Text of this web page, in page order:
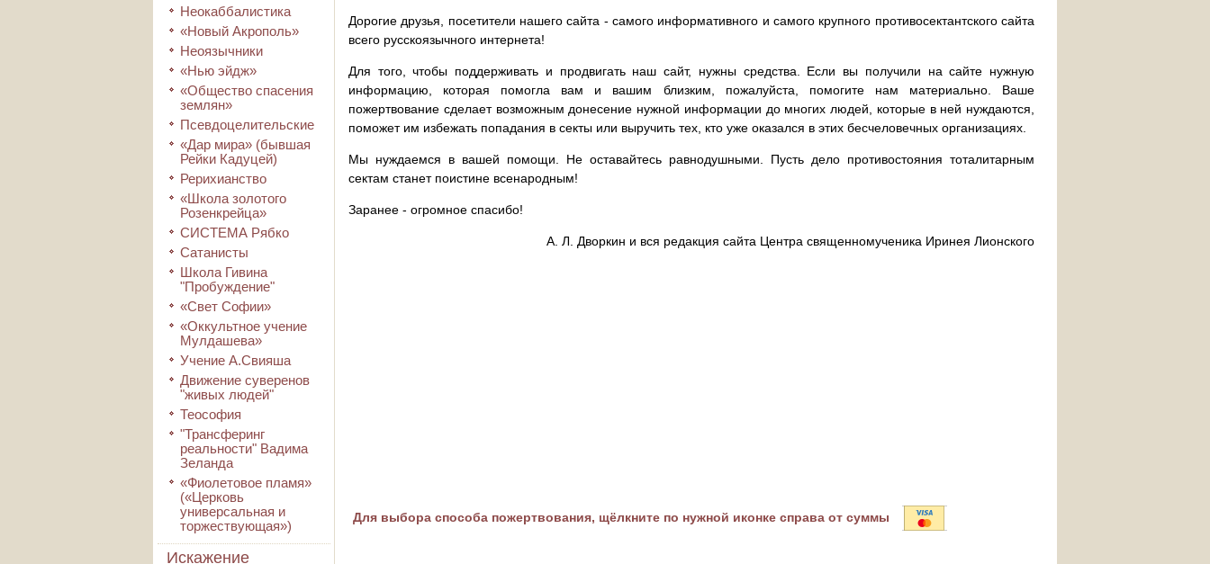
Неокаббалистика
«Новый Акрополь»
Неоязычники
«Нью эйдж»
«Общество спасения
землян»
Псевдоцелительские
«Дар мира» (бывшая
Рейки Кадуцей)
Рерихианство
«Школа золотого
Розенкрейца»
СИСТЕМА Рябко
Сатанисты
Школа Гивина
"Пробуждение"
«Свет Софии»
«Оккультное учение
Мулдашева»
Учение А.Свияша
Движение суверенов
"живых людей"
Теософия
"Трансферинг
реальности" Вадима
Зеланда
«Фиолетовое пламя»
(«Церковь
универсальная и
торжествующая»)
Искажение
Дорогие друзья, посетители нашего сайта - самого информативного и самого крупного противосектантского сайта
всего русскоязычного интернета!
Для того, чтобы поддерживать и продвигать наш сайт, нужны средства. Если вы получили на сайте нужную
информацию, которая помогла вам и вашим близким, пожалуйста, помогите нам материально. Ваше
пожертвование сделает возможным донесение нужной информации до многих людей, которые в ней нуждаются,
поможет им избежать попадания в секты или выручить тех, кто уже оказался в этих бесчеловечных организациях.
Мы нуждаемся в вашей помощи. Не оставайтесь равнодушными. Пусть дело противостояния тоталитарным
сектам станет поистине всенародным!
Заранее - огромное спасибо!
А. Л. Дворкин и вся редакция сайта Центра священномученика Иринея Лионского
Для выбора способа пожертвования, щёлкните по нужной иконке справа от суммы